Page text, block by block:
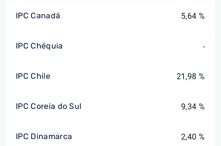
IPC Canadá 5,64 %
IPC Chéquia -
IPC Chile 21,98 %
IPC Coreia do Sul 9,34 %
IPC Dinamarca 2,40 %